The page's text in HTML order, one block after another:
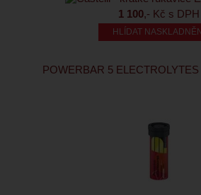
1 100,- Kč s DPH
HLÍDAT NASKLADNĚNÍ
POWERBAR 5